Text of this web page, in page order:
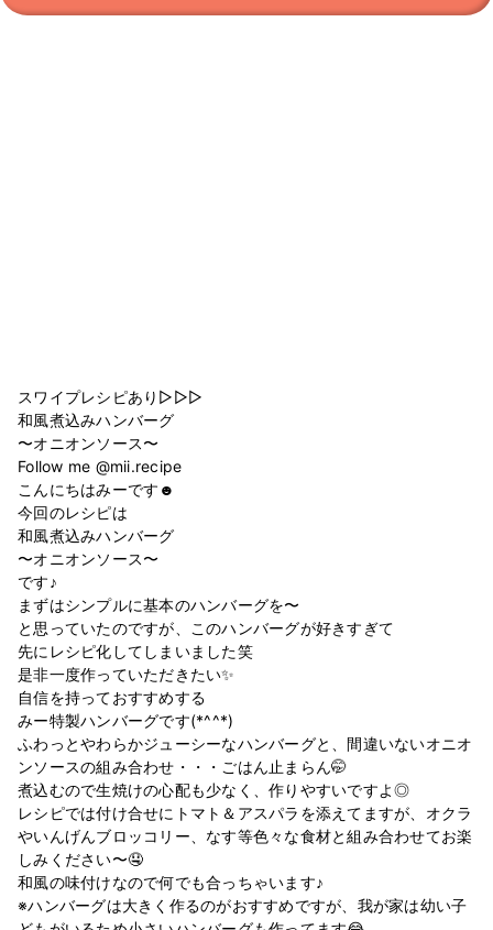
スワイプレシピあり▷▷▷
和風煮込みハンバーグ
〜オニオンソース〜
Follow me @mii.recipe
こんにちはみーです☻
今回のレシピは
和風煮込みハンバーグ
〜オニオンソース〜
です♪
まずはシンプルに基本のハンバーグを〜
と思っていたのですが、このハンバーグが好きすぎて
先にレシピ化してしまいました笑
是非一度作っていただきたい✨
自信を持っておすすめする
みー特製ハンバーグです(*^^*)
ふわっとやわらかジューシーなハンバーグと、間違いないオニオ
ンソースの組み合わせ・・・ごはん止まらん🤭
煮込むので生焼けの心配も少なく、作りやすいですよ◎
レシピでは付け合せにトマト＆アスパラを添えてますが、オクラ
やいんげんブロッコリー、なす等色々な食材と組み合わせてお楽
しみください〜🤤
和風の味付けなので何でも合っちゃいます♪
※ハンバーグは大きく作るのがおすすめですが、我が家は幼い子